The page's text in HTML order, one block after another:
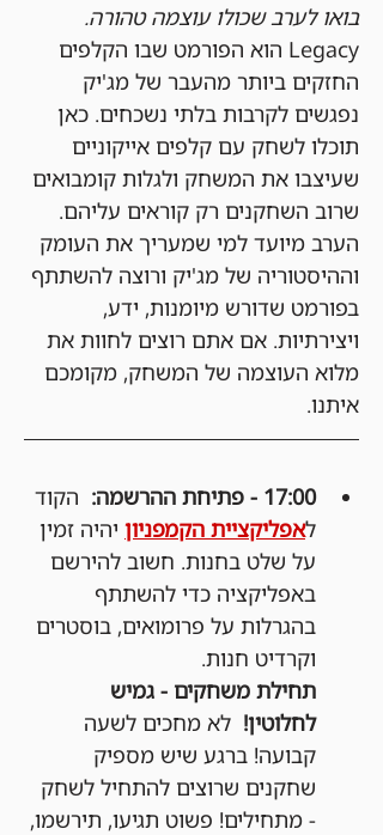
בואו לערב שכולו עוצמה טהורה.
Legacy הוא הפורמט שבו הקלפים
החזקים ביותר מהעבר של מג'יק
נפגשים לקרבות בלתי נשכחים. כאן
תוכלו לשחק עם קלפים אייקוניים
שעיצבו את המשחק ולגלות קומבואים
שרוב השחקנים רק קוראים עליהם.
הערב מיועד למי שמעריך את העומק
וההיסטוריה של מג'יק ורוצה להשתתף
בפורמט שדורש מיומנות, ידע,
ויצירתיות. אם אתם רוצים לחוות את
מלוא העוצמה של המשחק, מקומכם
איתנו.
17:00 - פתיחת ההרשמה:
הקוד
לאפליקציית הקמפניון יהיה זמין
על שלט בחנות. חשוב להירשם
באפליקציה כדי להשתתף
בהגרלות על פרומואים, בוסטרים
וקרדיט חנות.
תחילת משחקים - גמיש
לחלוטין! לא מחכים לשעה
קבועה! ברגע שיש מספיק
שחקנים שרוצים להתחיל לשחק
- מתחילים! פשוט תגיעו, תירשמו,